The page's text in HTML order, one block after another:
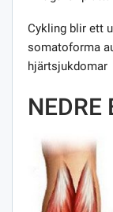
Cykling blir ett
somatoforma
hjärtsjukdomar
NEDRE